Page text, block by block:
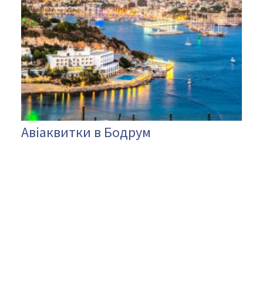
Авіаквитки в Бодрум